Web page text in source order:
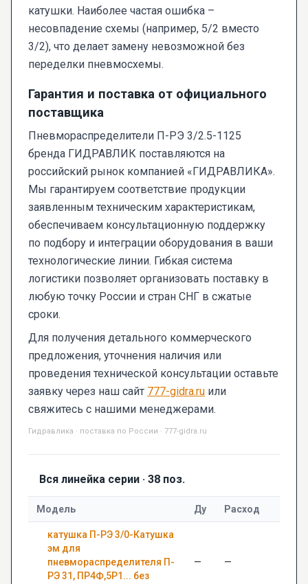
катушки. Наиболее частая ошибка –
несовпадение схемы (например, 5/2 вместо
3/2), что делает замену невозможной без
переделки пневмосхемы.
Гарантия и поставка от официального
поставщика
Пневмораспределители П-РЭ 3/2.5-1125
бренда ГИДРАВЛИК поставляются на
российский рынок компанией «ГИДРАВЛИКА».
Мы гарантируем соответствие продукции
заявленным техническим характеристикам,
обеспечиваем консультационную поддержку
по подбору и интеграции оборудования в ваши
технологические линии. Гибкая система
логистики позволяет организовать поставку в
любую точку России и стран СНГ в сжатые
сроки.
Для получения детального коммерческого
предложения, уточнения наличия или
проведения технической консультации оставьте
заявку через наш сайт 777-gidra.ru или
свяжитесь с нашими менеджерами.
Гидравлика · поставка по России · 777-gidra.ru
Вся линейка серии · 38 поз.
Модель Ду Расход
катушка П-РЭ 3/0-Катушка
эм для
пневмораспределителя П-
РЭ 31, ПР4Ф,5Р1... без
— —